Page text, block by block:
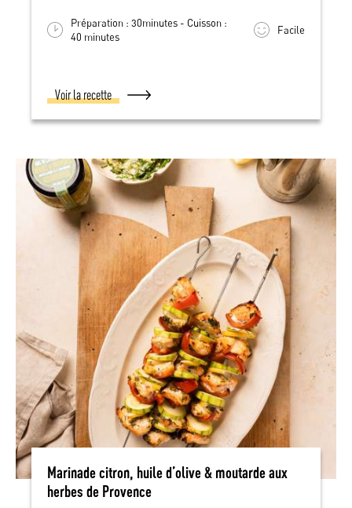
Préparation : 30minutes - Cuisson :
40 minutes
Facile
Voir la recette
Marinade citron, huile d’olive & moutarde aux
herbes de Provence